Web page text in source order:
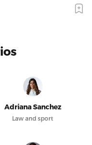
Adriana Sanchez
Law and sport